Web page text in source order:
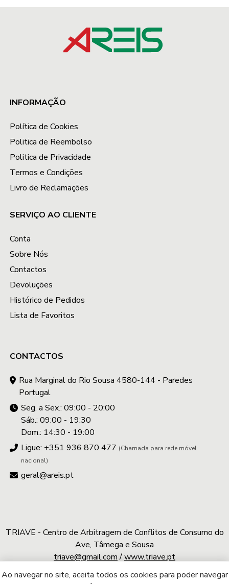
INFORMAÇÃO
Política de Cookies
Politica de Reembolso
Politica de Privacidade
Termos e Condições
Livro de Reclamações
SERVIÇO AO CLIENTE
Conta
Sobre Nós
Contactos
Devoluções
Histórico de Pedidos
Lista de Favoritos
CONTACTOS
Rua Marginal do Rio Sousa 4580-144 - Paredes
Portugal
Seg. a Sex.: 09:00 - 20:00
Sáb.: 09:00 - 19:30
Dom.: 14:30 - 19:00
Ligue: +351 936 870 477 (Chamada para rede móvel
nacional)
geral@areis.pt
TRIAVE - Centro de Arbitragem de Conflitos de Consumo do
Ave, Tâmega e Sousa
triave@gmail.com/www.triave.pt
A.REIS © 2026 | Todos os direitos reservados
Ao navegar no site, aceita todos os cookies para poder navegar